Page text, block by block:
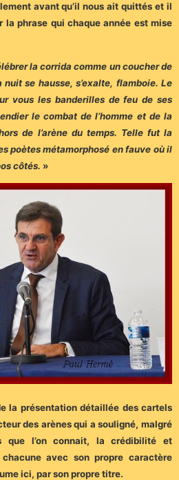
avant qu’il nous ait quittés et il
la phrase qui chaque année est mise
la corrida comme un coucher de
se hausse, s’exalte, flamboie. Le
vous les banderilles de feu de ses
le combat de l’homme et de la
de l’arène du temps. Telle fut la
poètes métamorphosé en fauve où il
côtés. »
la présentation détaillée des cartels
des arènes qui a souligné, malgré
que l’on connait, la crédibilité et
avec son propre caractère
ici, par son propre titre.